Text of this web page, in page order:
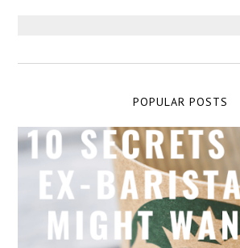
POPULAR POSTS